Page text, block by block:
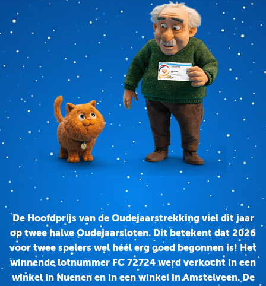
De Hoofdprijs van de Oudejaarstrekking viel dit jaar
op twee halve Oudejaarsloten. Dit betekent dat 2026
voor twee spelers wel héél erg goed begonnen is! Het
winnende lotnummer FC 72724 werd verkocht in een
winkel in Nuenen en in een winkel in Amstelveen. De